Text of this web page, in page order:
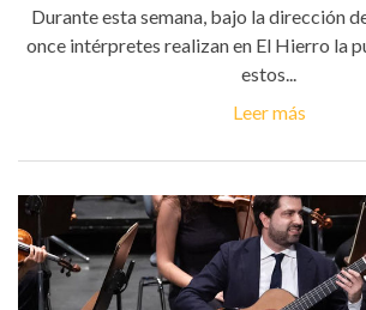
Durante esta semana, bajo la dirección
once intérpretes realizan en El Hierro la
estos...
Leer más